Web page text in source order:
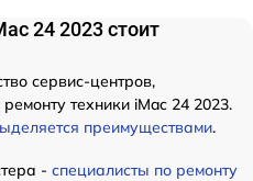
24 2023 стоит
сервис-центров,
техники iMac 24 2023.
преимуществами.
- специалисты по ремонту